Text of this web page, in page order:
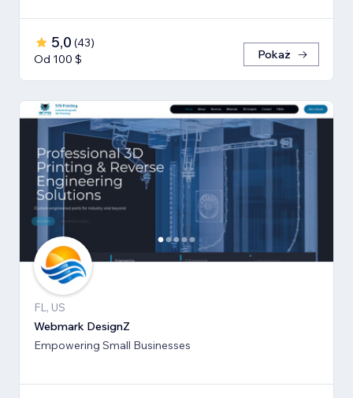
5,0 (43)
Od 100 $
Pokaż
FL, US
Webmark DesignZ
Empowering Small Businesses